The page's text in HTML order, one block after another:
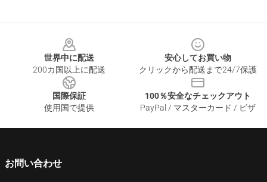
世界中に配送
200カ国以上に配送
安心してお買い物
クリックから配送まで24/7保護
国際保証
使用国で提供
100％安全なチェックアウト
PayPal / マスターカード / ビザ
お問い合わせ